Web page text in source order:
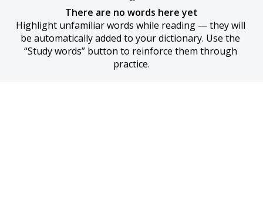
There are no words here yet
Highlight unfamiliar words while reading — they will
be automatically added to your dictionary. Use the
“Study words” button to reinforce them through
practice.